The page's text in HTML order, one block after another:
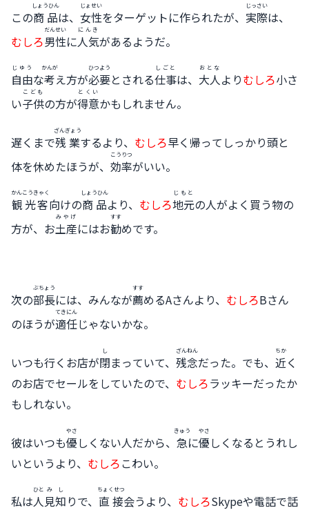
この商品
しょうひん
は、 女性
じょせい
をターゲットに作られたが、 実際
じっさい
は、
むしろ男性
だんせい
に人気
にんき
があるようだ。
自由
じゆう
な考
かんが
え方が必要
ひつよう
とされる仕事
しごと
は、 大人
おとな
よりむしろ小さ
い子供
こども
の方が得意
とくい
かもしれません。
遅くまで残業
ざんぎょう
するより、 むしろ早く帰ってしっかり頭と
体を休めたほうが、 効率
こうりつ
がいい。
観光客
かんこうきゃく
向けの商品
しょうひん
より、 むしろ地元
じもと
の人がよく買う物の
方が、お土産
みやげ
にはお勧
すす
めです。
次の部長
ぶちょう
には、みんなが薦
すす
めるAさんより、 むしろBさん
のほうが適任
てきにん
じゃないかな。
いつも行くお店が閉
し
まっていて、 残念
ざんねん
だった。でも、 近
ちか
く
のお店でセールをしていたので、 むしろラッキーだったか
もしれない。
彼はいつも優
やさ
しくない人だから、 急
きゅう
に優
やさ
しくなるとうれし
いというより、 むしろ こわい。
私は人
ひと
見知
みし
りで、 直接
ちょくせつ
会うより、 むしろSkypeや電話で話